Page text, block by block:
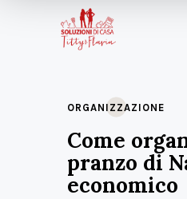
ORGANIZZAZIONE
Come
pranzo di
economico